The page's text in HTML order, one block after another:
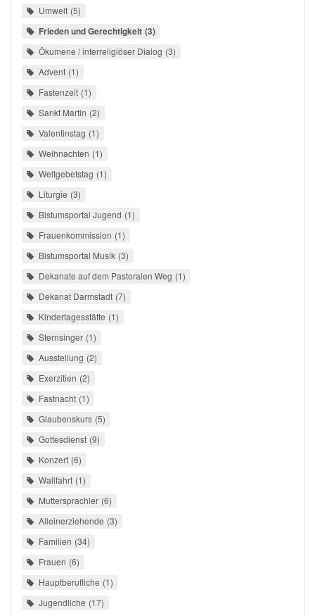
Umwelt 5
Frieden und Gerechtigkeit 3
Ökumene / interreligiöser Dialog 3
Advent 1
Fastenzeit 1
Sankt Martin 2
Valentinstag 1
Weihnachten 1
Weltgebetstag 1
Liturgie 3
Bistumsportal Jugend 1
Frauenkommission 1
Bistumsportal Musik 3
Dekanate auf dem Pastoralen Weg 1
Dekanat Darmstadt 7
Kindertagesstätte 1
Sternsinger 1
Ausstellung 2
Exerzitien 2
Fastnacht 1
Glaubenskurs 5
Gottesdienst 9
Konzert 6
Wallfahrt 1
Muttersprachler 6
Alleinerziehende 3
Familien 34
Frauen 6
Hauptberufliche 1
Jugendliche 17